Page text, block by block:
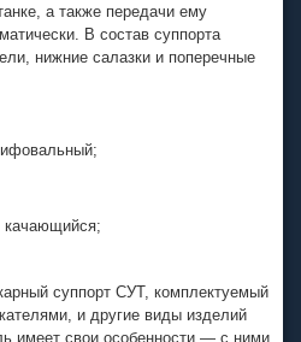
а также передачи ему
В состав суппорта
нижние салазки и поперечные
качающийся;
суппорт СУТ, комплектуемый
и другие виды изделий
имеет свои особенности — с ними